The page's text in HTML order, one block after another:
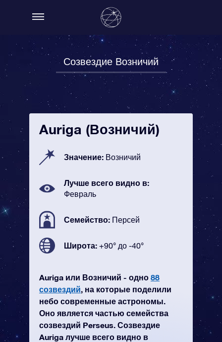
Созвездие Возничий
Auriga (Возничий)
Значение: Возничий
Лучше всего видно в:
Февраль
Семейство: Персей
Широта: +90° до -40°
Auriga или Возничий - одно 88
созвездий, на которые поделили
небо современные астрономы.
Оно является частью семейства
созвездий Perseus. Созвездие
Auriga лучше всего видно в